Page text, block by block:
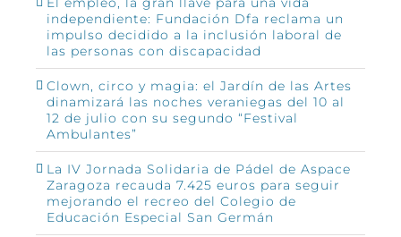
independiente: Fundación Dfa reclama un
impulso decidido a la inclusión laboral de
las personas con discapacidad
Clown, circo y magia: el Jardín de las Artes
dinamizará las noches veraniegas del 10 al
12 de julio con su segundo “Festival
Ambulantes”
La IV Jornada Solidaria de Pádel de Aspace
Zaragoza recauda 7.425 euros para seguir
mejorando el recreo del Colegio de
Educación Especial San Germán